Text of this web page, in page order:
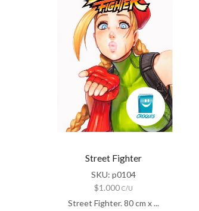
Street Fighter
SKU: p0104
$1.000 C/U
Street Fighter. 80 cm x ...